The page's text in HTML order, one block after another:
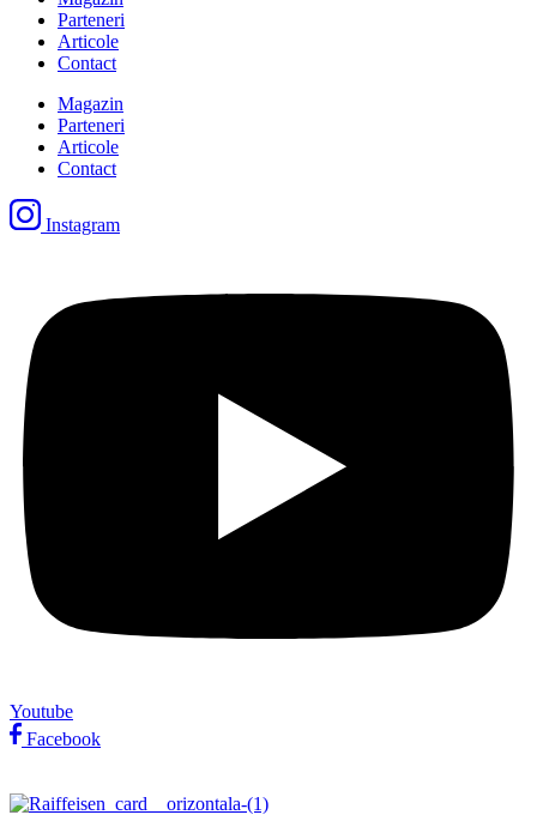
Parteneri
Articole
Contact
Magazin
Parteneri
Articole
Contact
Instagram
Youtube
Facebook